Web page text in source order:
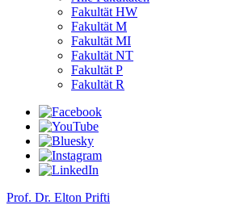
Fakultät HW
Fakultät M
Fakultät MI
Fakultät NT
Fakultät P
Fakultät R
Prof. Dr. Elton Prifti